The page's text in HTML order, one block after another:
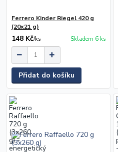
Ferrero Kinder Riegel 420 g
(20x21 g)
148 Kč/ks Skladem 6 ks
Přidat do košíku